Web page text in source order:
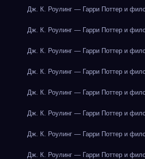
Дж. К. Роулинг — Гарри Поттер и
Дж. К. Роулинг — Гарри Поттер и
Дж. К. Роулинг — Гарри Поттер и
Дж. К. Роулинг — Гарри Поттер и
Дж. К. Роулинг — Гарри Поттер и
Дж. К. Роулинг — Гарри Поттер и
Дж. К. Роулинг — Гарри Поттер и
Дж. К. Роулинг — Гарри Поттер и